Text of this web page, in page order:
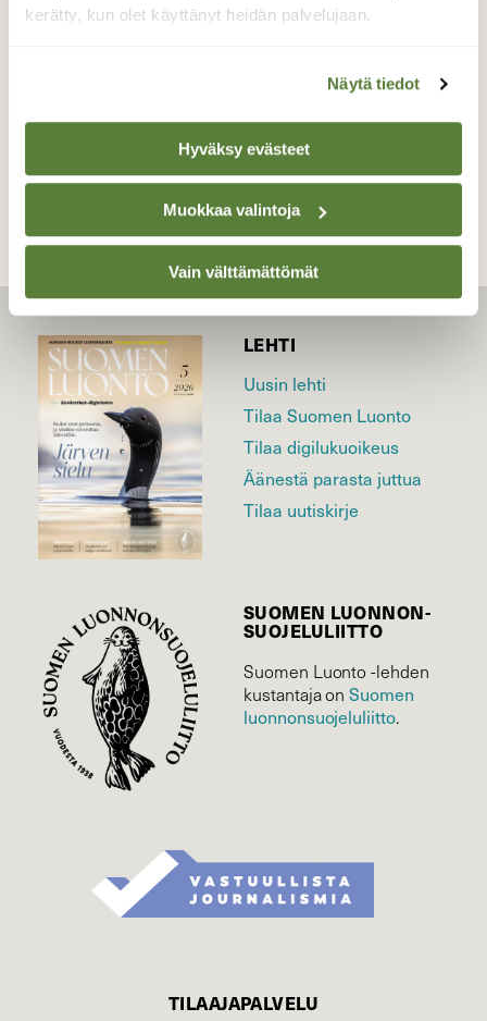
kerätty, kun olet käyttänyt heidän palvelujaan.
Näytä tiedot
Hyväksy evästeet
Muokkaa valintoja
Vain välttämättömät
Valokuvaaja: Reijo Juurinen, Nuuksion
TAKAISIN LISTAAN
LEHTI
Uusin lehti
Tilaa Suomen Luonto
Tilaa digilukuoikeus
Äänestä parasta juttua
Tilaa uutiskirje
SUOMEN LUONNON­
SUOJELU­LIITTO
Suomen Luonto -lehden
kustantaja onSuomen
luonnonsuojelu­liitto.
TILAAJAPALVELU